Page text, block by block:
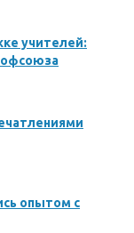
учителей:
опытом с